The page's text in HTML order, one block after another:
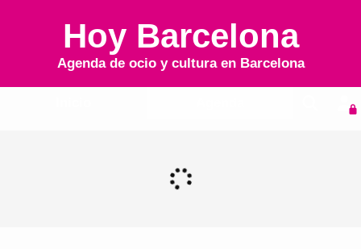
Hoy Barcelona
Agenda de ocio y cultura en Barcelona